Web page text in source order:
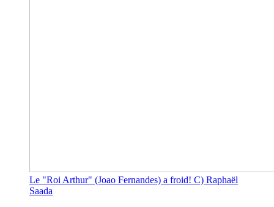
Le "Roi Arthur" (Joao Fernandes) a froid! C) Raphaël
Saada